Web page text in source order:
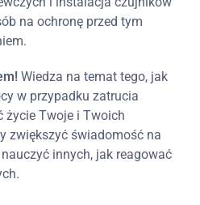
na ochronę przed tym
Wiedza na temat tego, jak
w przypadku zatrucia
życie Twoje i Twoich
zwiększyć świadomość na
innych, jak reagować